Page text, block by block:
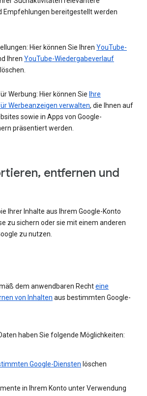
Empfehlungen bereitgestellt werden
Hier können Sie Ihren YouTube-
Ihren YouTube-Wiedergabeverlauf
Werbung: Hier können Sie Ihre
Werbeanzeigen verwalten, die Ihnen auf
sowie in Apps von Google-
präsentiert werden.
entfernen und
Ihrer Inhalte aus Ihrem Google-Konto
zu sichern oder sie mit einem anderen
zu nutzen.
dem anwendbaren Rechteine
von Inhalten aus bestimmten Google-
haben Sie folgende Möglichkeiten:
Google-Diensten löschen
in Ihrem Konto unter Verwendung